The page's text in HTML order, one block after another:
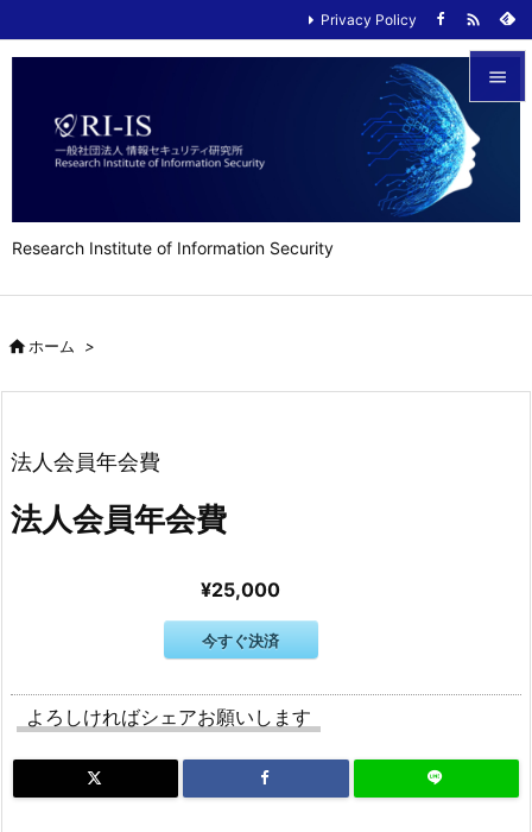
Research Institute of Information Security

検索
Privacy Policy 
ホーム >
法人会員年会費
法人会員年会費
¥25,000
今すぐ決済
よろしければシェアお願いします